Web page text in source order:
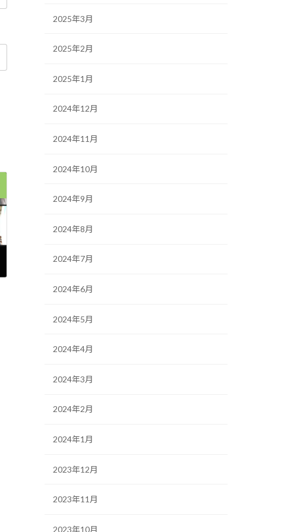
2025年3月
2025年2月
2025年1月
2024年12月
2024年11月
2024年10月
2024年9月
2024年8月
2024年7月
2024年6月
2024年5月
2024年4月
2024年3月
2024年2月
2024年1月
2023年12月
2023年11月
2023年10月